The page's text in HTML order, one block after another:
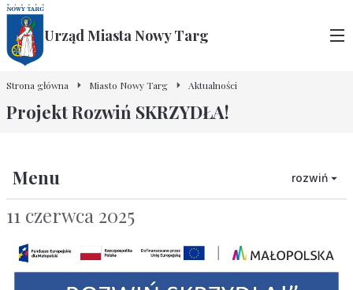
Urząd Miasta Nowy Targ
Strona główna Miasto Nowy Targ Aktualności
Projekt Rozwiń SKRZYDŁA!
Menu rozwiń
11 czerwca 2025